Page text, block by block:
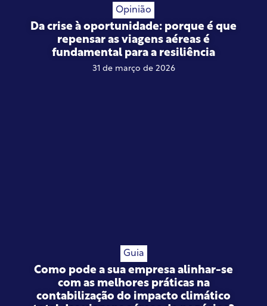
Opinião
Da crise à oportunidade: porque é que
repensar as viagens aéreas é
fundamental para a resiliência
31 de março de 2026
Guia
Como pode a sua empresa alinhar-se
com as melhores práticas na
contabilização do impacto climático